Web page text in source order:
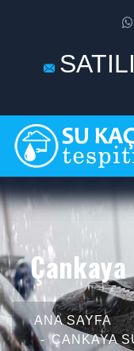
ANA SAYFA
ÇANKAYA